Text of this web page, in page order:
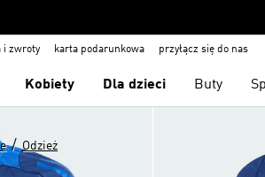
i zwroty karta podarunkowa przyłącz się do nas
Kobiety Dla dzieci Buty
/ Odzież